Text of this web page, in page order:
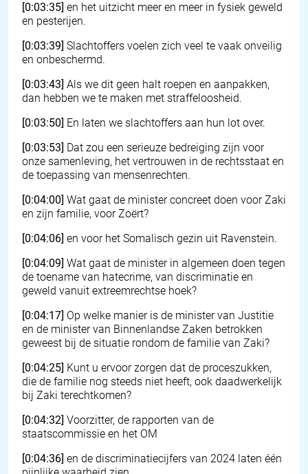
[0:03:35] en het uitzicht meer en meer in fysiek geweld
en pesterijen.
[0:03:39] Slachtoffers voelen zich veel te vaak onveilig
en onbeschermd.
[0:03:43] Als we dit geen halt roepen en aanpakken,
dan hebben we te maken met straffeloosheid.
[0:03:50] En laten we slachtoffers aan hun lot over.
[0:03:53] Dat zou een serieuze bedreiging zijn voor
onze samenleving, het vertrouwen in de rechtsstaat en
de toepassing van mensenrechten.
[0:04:00] Wat gaat de minister concreet doen voor Zaki
en zijn familie, voor Zoërt?
[0:04:06] en voor het Somalisch gezin uit Ravenstein.
[0:04:09] Wat gaat de minister in algemeen doen tegen
de toename van hatecrime, van discriminatie en
geweld vanuit extreemrechtse hoek?
[0:04:17] Op welke manier is de minister van Justitie
en de minister van Binnenlandse Zaken betrokken
geweest bij de situatie rondom de familie van Zaki?
[0:04:25] Kunt u ervoor zorgen dat de proceszukken,
die de familie nog steeds niet heeft, ook daadwerkelijk
bij Zaki terechtkomen?
[0:04:32] Voorzitter, de rapporten van de
staatscommissie en het OM
[0:04:36] en de discriminatiecijfers van 2024 laten één